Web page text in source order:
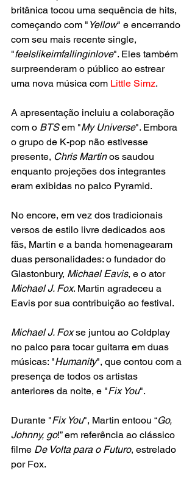
britânica tocou uma sequência de hits,
começando com " Yellow" e encerrando
com seu mais recente single,
"feelslikeimfallinginlove". Eles também
surpreenderam o público ao estrear
uma nova música com Little Simz.
A apresentação incluiu a colaboração
com o BTS em "My Universe". Embora
o grupo de K-pop não estivesse
presente, Chris Martin os saudou
enquanto projeções dos integrantes
eram exibidas no palco Pyramid.
No encore, em vez dos tradicionais
versos de estilo livre dedicados aos
fãs, Martin e a banda homenagearam
duas personalidades: o fundador do
Glastonbury, Michael Eavis, e o ator
Michael J. Fox. Martin agradeceu a
Eavis por sua contribuição ao festival.
Michael J. Fox se juntou ao Coldplay
no palco para tocar guitarra em duas
músicas: "Humanity", que contou com a
presença de todos os artistas
anteriores da noite, e "Fix You".
Durante "Fix You", Martin entoou “Go,
Johnny, go!” em referência ao clássico
filme De Volta para o Futuro, estrelado
por Fox.